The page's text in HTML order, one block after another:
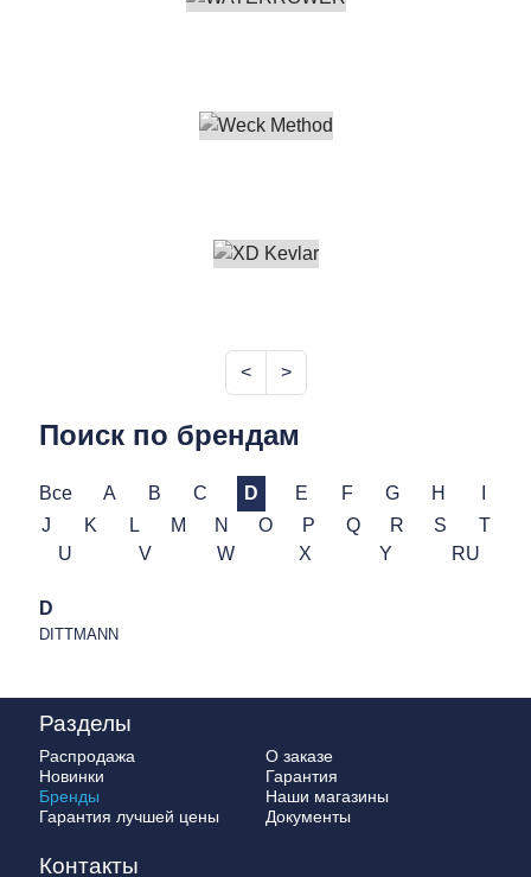
< >
Поиск по брендам
Все A B C D E F G H
J
K L M N O P Q R S
T
U
V W X Y RU
D
DITTMANN
Разделы
Распродажа
Новинки
Бренды
Гарантия лучшей цены
О заказе
Гарантия
Наши магазины
Документы
Контакты